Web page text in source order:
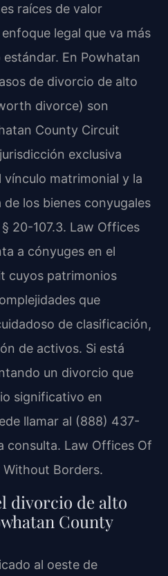
raíces de valor
legal que va más
En Powhatan
de divorcio de alto
divorce) son
County Circuit
exclusiva
vínculo matrimonial y la
los bienes conyugales
20-107.3. Law Offices
a cónyuges en el
cuyos patrimonios
que
de clasificación,
de activos. Si está
un divorcio que
significativo en
llamar al (888) 437-
consulta. Law Offices Of
Without Borders.
divorcio de alto
County
al oeste de